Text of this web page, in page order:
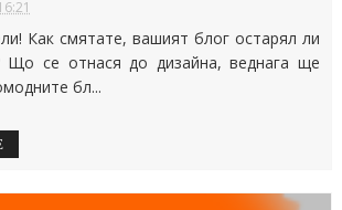
Как смятате, вашият блог остарял ли
Що се отнася до дизайна, веднага ще
бл...